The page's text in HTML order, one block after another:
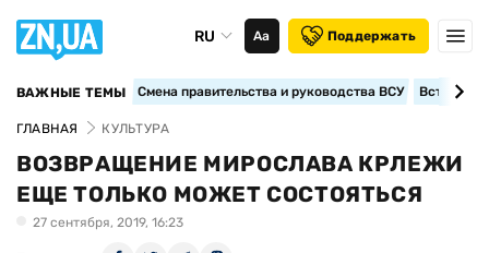
RU Аа Поддержать
ВАЖНЫЕ ТЕМЫ Смена правительства и руководства ВСУ
ГЛАВНАЯ КУЛЬТУРА
ВОЗВРАЩЕНИЕ МИРОСЛАВА КРЛЕЖИ
ЕЩЕ ТОЛЬКО МОЖЕТ СОСТОЯТЬСЯ
27 сентября, 2019, 16:23